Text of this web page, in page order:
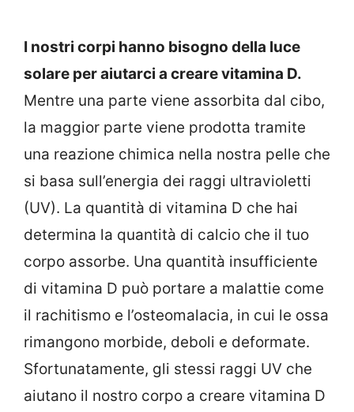
I nostri corpi hanno bisogno della luce
solare per aiutarci a creare vitamina D.
Mentre una parte viene assorbita dal cibo,
la maggior parte viene prodotta tramite
una reazione chimica nella nostra pelle che
si basa sull’energia dei raggi ultravioletti
(UV). La quantità di vitamina D che hai
determina la quantità di calcio che il tuo
corpo assorbe. Una quantità insufficiente
di vitamina D può portare a malattie come
il rachitismo e l’osteomalacia, in cui le ossa
rimangono morbide, deboli e deformate.
Sfortunatamente, gli stessi raggi UV che
aiutano il nostro corpo a creare vitamina D